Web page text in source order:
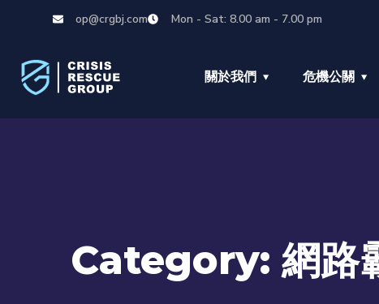
op@crgbj.com Mon - Sat: 8.00 am - 7.00 pm
關於我們 危機公關
Category: 網路